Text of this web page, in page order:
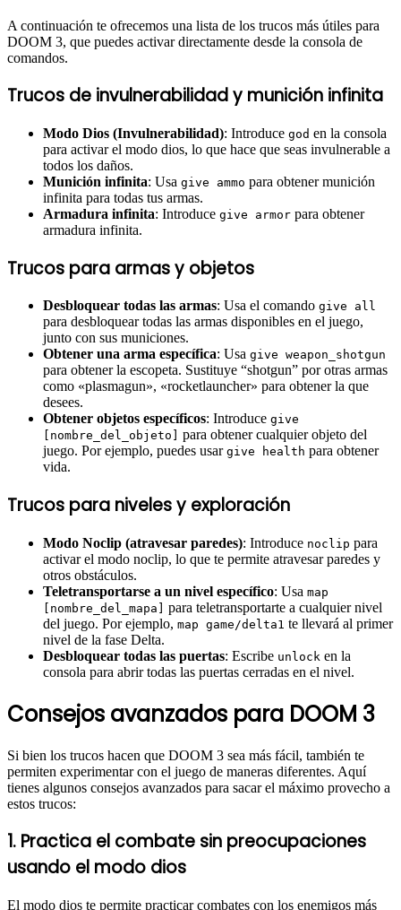
A continuación te ofrecemos una lista de los trucos más útiles para
DOOM 3, que puedes activar directamente desde la consola de
comandos.
Trucos de invulnerabilidad y munición infinita
Modo Dios (Invulnerabilidad): Introduce god en la consola
para activar el modo dios, lo que hace que seas invulnerable a
todos los daños.
Munición infinita: Usa give ammo para obtener munición
infinita para todas tus armas.
Armadura infinita: Introduce give armor para obtener
armadura infinita.
Trucos para armas y objetos
Desbloquear todas las armas: Usa el comando give all
para desbloquear todas las armas disponibles en el juego,
junto con sus municiones.
Obtener una arma específica: Usa give weapon_shotgun
para obtener la escopeta. Sustituye “shotgun” por otras armas
como «plasmagun», «rocketlauncher» para obtener la que
desees.
Obtener objetos específicos: Introduce give
[nombre_del_objeto]
para obtener cualquier objeto del
juego. Por ejemplo, puedes usar give health para obtener
vida.
Trucos para niveles y exploración
Modo Noclip (atravesar paredes): Introduce noclip para
activar el modo noclip, lo que te permite atravesar paredes y
otros obstáculos.
Teletransportarse a un nivel específico: Usa map
[nombre_del_mapa]
para teletransportarte a cualquier nivel
del juego. Por ejemplo, map game/delta1 te llevará al primer
nivel de la fase Delta.
Desbloquear todas las puertas: Escribe unlock en la
consola para abrir todas las puertas cerradas en el nivel.
Consejos avanzados para DOOM 3
Si bien los trucos hacen que DOOM 3 sea más fácil, también te
permiten experimentar con el juego de maneras diferentes. Aquí
tienes algunos consejos avanzados para sacar el máximo provecho a
estos trucos:
1. Practica el combate sin preocupaciones
usando el modo dios
El modo dios te permite practicar combates con los enemigos más